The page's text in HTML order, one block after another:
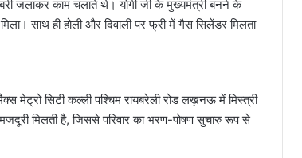
जलाकर काम चलाते थे। योगी जी के मुख्यमंत्री बनने के
साथ ही होली और दिवाली पर फ्री में गैस सिलेंडर मिलता
मेट्रो सिटी कल्ली पश्चिम रायबरेली रोड लख़नऊ में मिस्त्री
मिलती है, जिससे परिवार का भरण-पोषण सुचारु रूप से